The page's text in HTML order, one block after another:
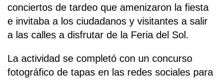
conciertos de tardeo que amenizaron la fiesta
e invitaba a los ciudadanos y visitantes a salir
a las calles a disfrutar de la Feria del Sol.
La actividad se completó con un concurso
fotográfico de tapas en las redes sociales para